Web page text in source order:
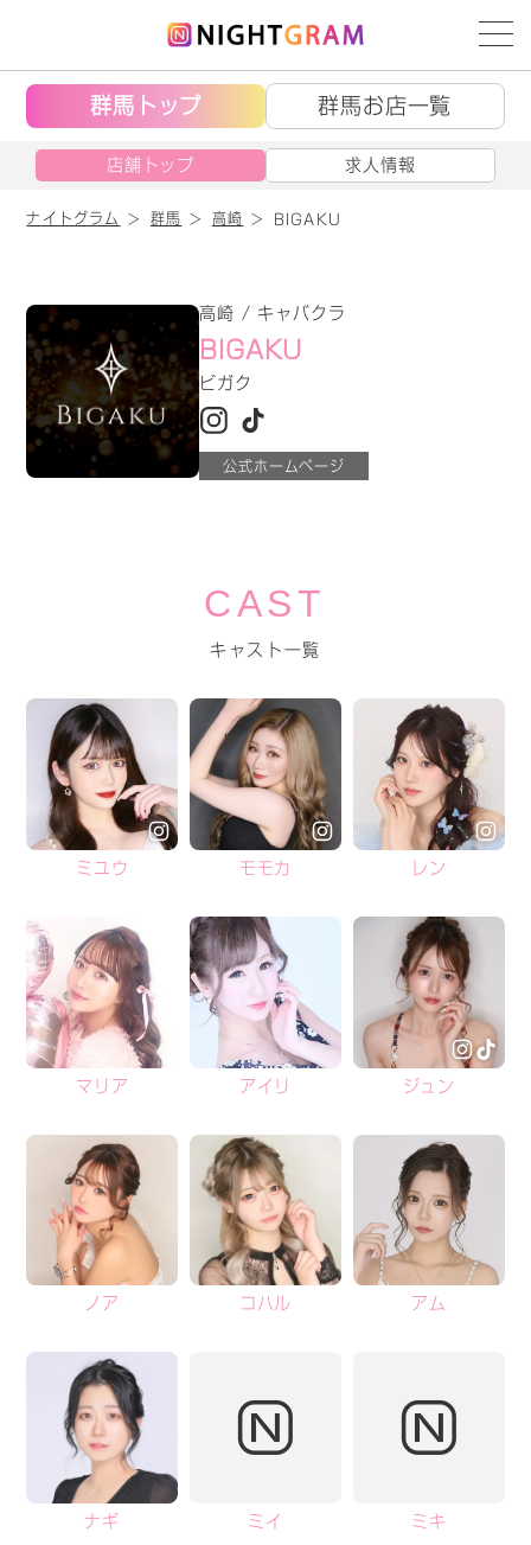
群馬トップ 群馬お店一覧
店舗トップ 求人情報
ナイトグラム 群馬 高崎 BIGAKU
高崎 / キャバクラ
BIGAKU
ビガク
公式ホームページ
CAST
キャスト一覧
ミユウ モモカ レン
マリア アイリ ジュン
ノア コハル アム
ナギ ミイ ミキ